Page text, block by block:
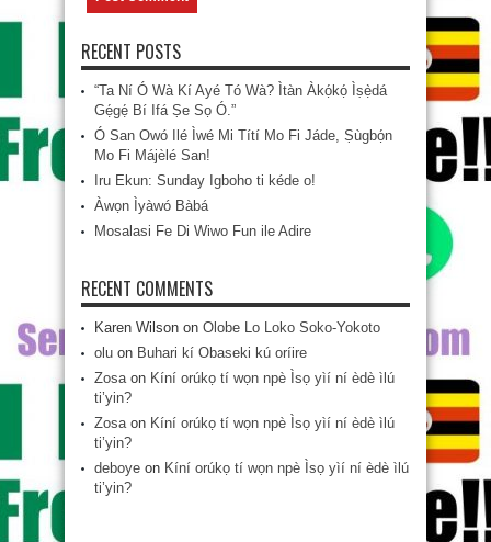
RECENT POSTS
“Ta Ní Ó Wà Kí Ayé Tó Wà? Ìtàn Àkọ́kọ́ Ìṣẹ̀dá
Gẹ́gẹ́ Bí Ifá Ṣe Sọ Ó.”
Ó San Owó Ilé Ìwé Mi Títí Mo Fi Jáde, Ṣùgbọ́n
Mo Fi Májèlé San!
Iru Ekun: Sunday Igboho ti kéde o!
Àwọn Ìyàwó Bàbá
Mosalasi Fe Di Wiwo Fun ile Adire
RECENT COMMENTS
Karen Wilson on Olobe Lo Loko Soko-Yokoto
olu on Buhari kí Obaseki kú oríire
Zosaon Kíní orúkọ tí wọn npè Ìsọ yìí ní èdè ìlú
ti’yin?
Zosaon Kíní orúkọ tí wọn npè Ìsọ yìí ní èdè ìlú
ti’yin?
deboye on Kíní orúkọ tí wọn npè Ìsọ yìí ní èdè ìlú
ti’yin?